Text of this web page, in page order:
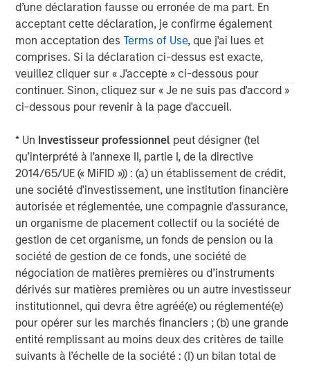
d’une déclaration fausse ou erronée de ma part. En
acceptant cette déclaration, je confirme également
mon acceptation desTerms of Use, que j'ai lues et
comprises. Si la déclaration ci-dessus est exacte,
veuillez cliquer sur « J'accepte » ci-dessous pour
continuer. Sinon, cliquez sur « Je ne suis pas d'accord »
ci-dessous pour revenir à la page d'accueil.
* Un Investisseur professionnel peut désigner (tel
qu’interprété à l’annexe II, partie I, de la directive
2014/65/UE (« MiFID »)) : (a) un établissement de crédit,
une société d'investissement, une institution financière
autorisée et réglementée, une compagnie d'assurance,
un organisme de placement collectif ou la société de
gestion de cet organisme, un fonds de pension ou la
société de gestion de ce fonds, une société de
négociation de matières premières ou d’instruments
dérivés sur matières premières ou un autre investisseur
institutionnel, qui devra être agréé(e) ou réglementé(e)
pour opérer sur les marchés financiers ; (b) une grande
entité remplissant au moins deux des critères de taille
suivants à l’échelle de la société : (I) un bilan total de
Morgan Stanley Real Estate Investing
Morgan Stanley Real Estate Investing (MSREI) manages
global value-add / opportunistic and regional core / core-
plus real estate investment strategies. The team's
experience encompasses a broad array of asset classes,
geographic regions and investment themes across all
phases of the real estate cycle.